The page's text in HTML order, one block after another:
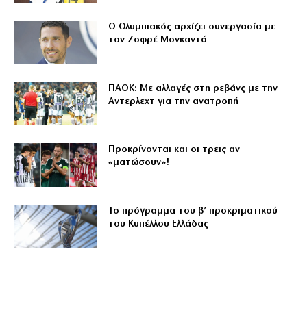
Ο Ολυμπιακός αρχίζει συνεργασία με
τον Ζοφρέ Μονκαντά
ΠΑΟΚ: Με αλλαγές στη ρεβάνς με την
Αντερλεχτ για την ανατροπή
Προκρίνονται και οι τρεις αν
«ματώσουν»!
Το πρόγραμμα του β’ προκριματικού
του Κυπέλλου Ελλάδας